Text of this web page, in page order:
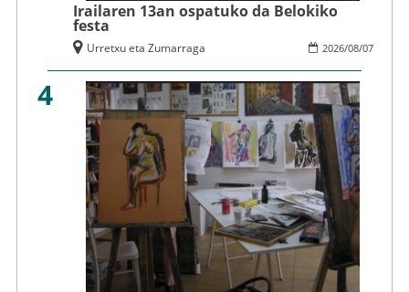
Irailaren 13an ospatuko da Belokiko
festa
2026/08/07
Urretxu eta Zumarraga
4